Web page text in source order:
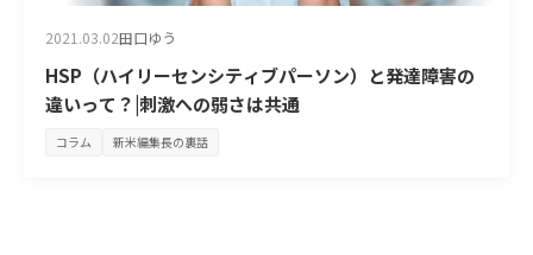
2021.03.02田口ゆう
HSP（ハイリーセンシティブパーソン）と発達障害の
違いって？|刺激への弱さは共通
コラム 新米編集長の裏話